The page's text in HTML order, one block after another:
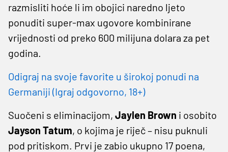
razmisliti hoće li im obojici naredno ljeto
ponuditi super-max ugovore kombinirane
vrijednosti od preko 600 milijuna dolara za pet
godina.
Odigraj na svoje favorite u širokoj ponudi na
Germaniji (Igraj odgovorno, 18+)
Suočeni s eliminacijom, Jaylen Brown i osobito
Jayson Tatum, o kojima je riječ – nisu puknuli
pod pritiskom. Prvi je zabio ukupno 17 poena,